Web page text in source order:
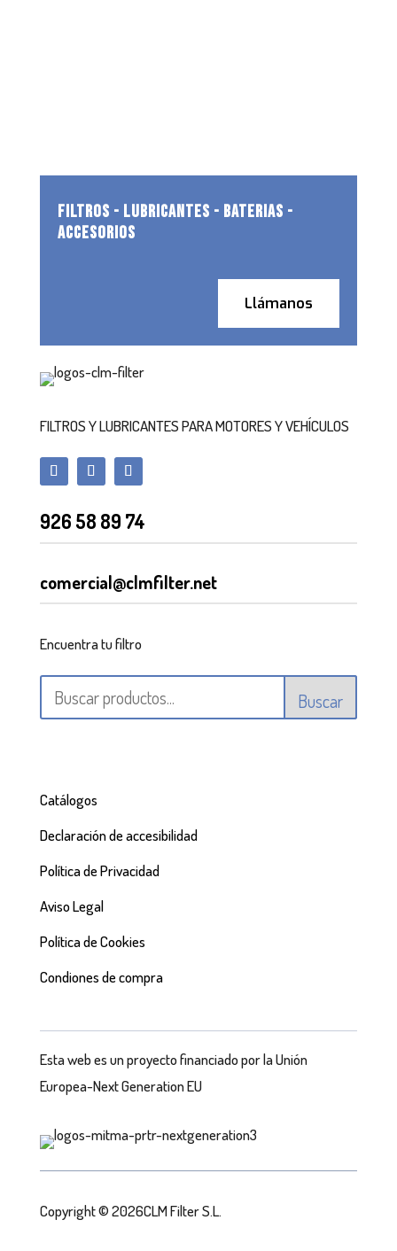
FILTROS - LUBRICANTES - BATERIAS -
ACCESORIOS
Llámanos
FILTROS Y LUBRICANTES PARA MOTORES Y VEHÍCULOS
926 58 89 74
comercial@clmfilter.net
Encuentra tu filtro
Buscar
Catálogos
Declaración de accesibilidad
Política de Privacidad
Aviso Legal
Política de Cookies
Condiones de compra
Esta web es un proyecto financiado por la Unión
Europea-Next Generation EU
Copyright © 2026CLM Filter S.L.